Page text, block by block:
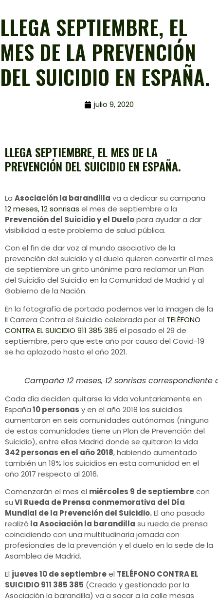
LLEGA SEPTIEMBRE, EL
MES DE LA PREVENCIÓN
DEL SUICIDIO EN ESPAÑA.
julio 9, 2020
LLEGA SEPTIEMBRE, EL MES DE LA
PREVENCIÓN DEL SUICIDIO EN ESPAÑA.
La Asociación la barandilla va a dedicar su campaña
12 meses, 12 sonrisas el mes de septiembre a la
Prevención del Suicidio y el Duelopara ayudar a dar
visibilidad a este problema de salud pública.
Con el fin de dar voz al mundo asociativo de la
prevención del suicidio y el duelo quieren convertir el mes
de septiembre un grito unánime para reclamar un Plan
del Suicidio del Suicidio en la Comunidad de Madrid y al
Gobierno de la Nación.
En la fotografía de portada podemos ver la imagen de la
II Carrera Contra el Suicidio celebrada por el TELÉFONO
CONTRA EL SUICIDIO 911 385 385 el pasado el 29 de
septiembre, pero que este año por causa del Covid-19
se ha aplazado hasta el año 2021.
Campaña 12 meses, 12 sonrisas
Cada día deciden quitarse la vida voluntariamente en
España10 personas y en el año 2018 los suicidios
aumentaron en seis comunidades autónomas (ninguna
de estas comunidades tiene un Plan de Prevención del
Suicidio), entre ellas Madrid donde se quitaron la vida
342 personas en el año 2018, habiendo aumentado
también un 18% los suicidios en esta comunidad en el
año 2017 respecto al 2016.
Comenzarán el mes el miércoles 9 de septiembrecon
suVI Rueda de Prensa conmemorativa del Día
Mundial de la Prevención del Suicidio.El año pasado
realizó la Asociación la barandilla su rueda de prensa
coincidiendo con una multitudinaria jornada con
profesionales de la prevención y el duelo en la sede de la
Asamblea de Madrid.
El jueves 10 de septiembreel TELÉFONO CONTRA EL
SUICIDIO 911 385 385 (Creado y gestionado por la
Asociación la barandilla) va a sacar a la calle mesas